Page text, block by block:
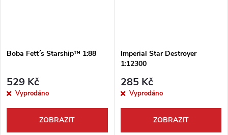
Boba Fett´s Starship™ 1:88
529 Kč
Vyprodáno
ZOBRAZIT
Imperial Star Destroyer
1:12300
285 Kč
Vyprodáno
ZOBRAZIT